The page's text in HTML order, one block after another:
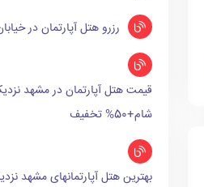
رزرو هتل آپارتمان در خیابان
قیمت هتل آپارتمان در مشهد
شام+50% تخفیف
بهترین هتل آپارتمانهای مشهد